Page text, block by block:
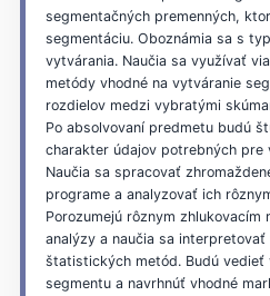
segmentačných premenných,
segmentáciu. Oboznámia sa s
vytvárania. Naučia sa využívať
metódy vhodné na vytváranie
rozdielov medzi vybratými
Po absolvovaní predmetu budú
charakter údajov potrebných pre
Naučia sa spracovať
programe a analyzovať ich
Porozumejú rôznym zhlukovacím
analýzy a naučia sa
štatistických metód. Budú
segmentu a navrhnúť vhodné